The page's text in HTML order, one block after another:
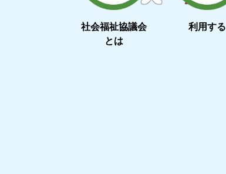
社会福祉協議会
とは
利用する